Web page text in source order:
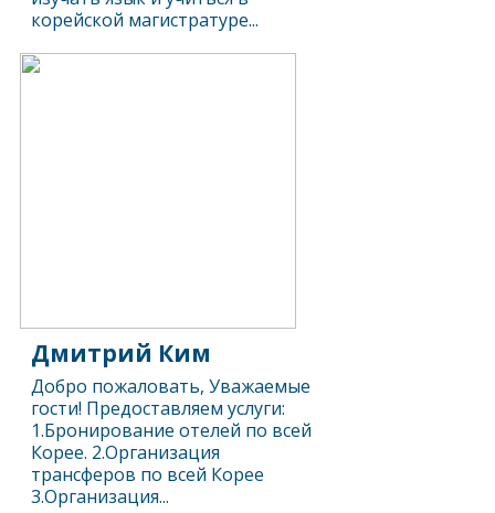
корейской магистратуре...
Дмитрий Ким
Добро пожаловать, Уважаемые
гости! Предоставляем услуги:
1.Бронирование отелей по всей
Корее. 2.Организация
трансферов по всей Корее
3.Организация...